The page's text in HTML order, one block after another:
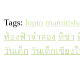
Tags: lupin
ท้องฟ้าจำลอง ทิช่า
วันเด็ก วันเด็กเชียง